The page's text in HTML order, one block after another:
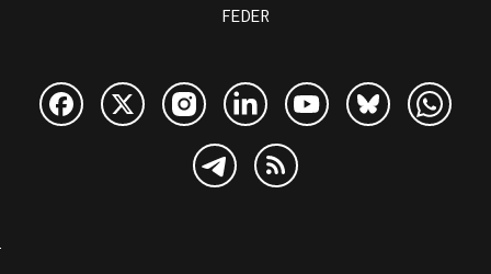
FEDER